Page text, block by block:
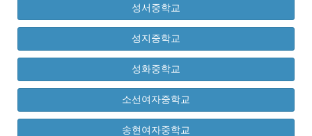
성서중학교
성지중학교
성화중학교
소선여자중학교
송현여자중학교